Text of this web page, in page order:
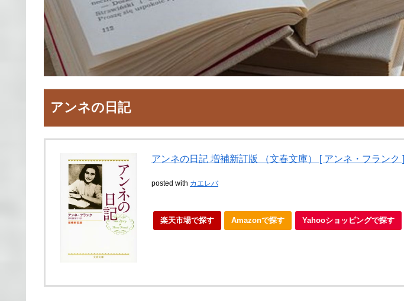
アンネの日記
アンネの日記 増補新訂版 （文春文庫） [ アンネ・フランク ]
posted with カエレバ
楽天市場で探す Amazonで探す Yahooショッピングで探す